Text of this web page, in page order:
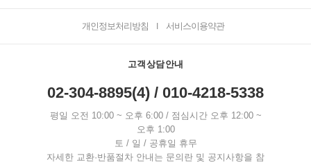
개인정보처리방침 서비스이용약관
고객상담안내
02-304-8895(4) / 010-4218-5338
평일 오전 10:00 ~ 오후 6:00 / 점심시간 오후 12:00 ~
오후 1:00
토 / 일 / 공휴일 휴무
자세한 교환·반품절차 안내는 문의란 및 공지사항을 참